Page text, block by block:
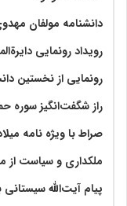
دانشنامه مولفان
رویداد رونمایی
رونمایی از نخستین
راز شگفت‌انگیز
صراط با ویژه نامه
ملکداری و سیاست از
پیام آیت‌الله